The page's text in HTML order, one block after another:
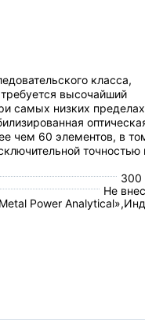
класса,
высочайший
самых низких пределах
чем 60 элементов, в
точностью
300
Не
Power